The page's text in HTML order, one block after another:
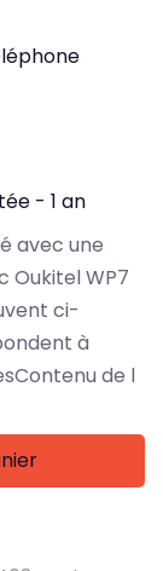
- 1 an
avec une
Oukitel WP7
ci-
à
de l